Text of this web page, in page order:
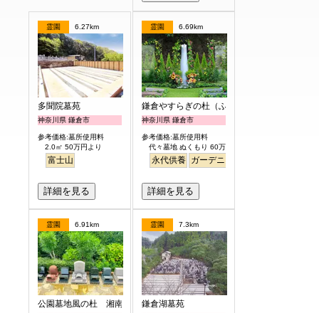
霊園 6.27km
多聞院墓苑
神奈川県 鎌倉市
参考価格:墓所使用料
2.0㎡ 50万円より
富士山
詳細を見る
霊園 6.69km
鎌倉やすらぎの杜（ふれあいの碑）
神奈川県 鎌倉市
参考価格:墓所使用料
代々墓地 ぬくもり 60万円より
永代供養 ガーデニング
詳細を見る
霊園 6.91km
公園墓地風の杜 湘南庭苑
霊園 7.3km
鎌倉湖墓苑